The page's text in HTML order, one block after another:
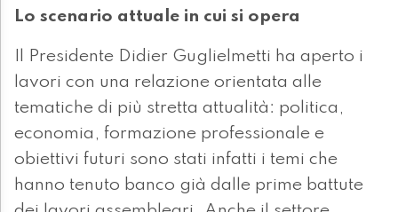
Lo scenario attuale in cui si opera
Il Presidente Didier Guglielmetti ha aperto i
lavori con una relazione orientata alle
tematiche di più stretta attualità: politica,
economia, formazione professionale e
obiettivi futuri sono stati infatti i temi che
hanno tenuto banco già dalle prime battute